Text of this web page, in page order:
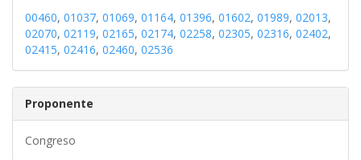
00460, 01037, 01069, 01164, 01396, 01602, 01989, 02013,
02070, 02119, 02165, 02174, 02258, 02305, 02316, 02402,
02415, 02416, 02460, 02536
Proponente
Congreso